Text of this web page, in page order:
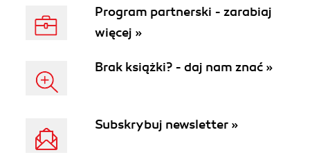
Program partnerski - zarabiaj
więcej »
Brak książki? - daj nam znać »
Subskrybuj newsletter »